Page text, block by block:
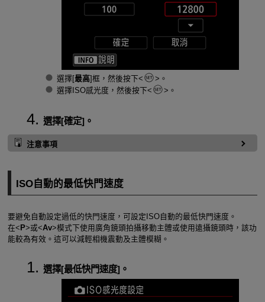
選擇[最高]框，然後按下
。
選擇ISO感光度，然後按下
。
選擇[確定]。
注意事項
ISO自動的最低快門速度
要避免自動設定過低的快門速度，可設定ISO自動的最低快門速度。
在
P 或 Av 模式下使用廣角鏡頭拍攝移動主體或使用遠攝鏡頭時，該功
能較為有效。這可以減輕相機震動及主體模糊。
選擇[最低快門速度]。